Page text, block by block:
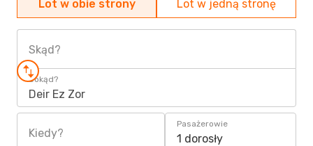
Lot w obie strony Lot w jedną stronę
Skąd?
Dokąd?
Deir Ez Zor
Kiedy?
Pasażerowie
1 dorosły